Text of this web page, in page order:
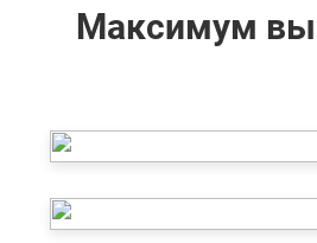
Максимум